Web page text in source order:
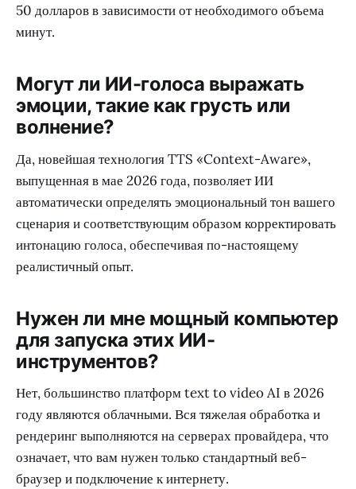
50 долларов в зависимости от необходимого объема
минут.
Могут ли ИИ-голоса выражать
эмоции, такие как грусть или
волнение?
Да, новейшая технология TTS «Context-Aware»,
выпущенная в мае 2026 года, позволяет ИИ
автоматически определять эмоциональный тон вашего
сценария и соответствующим образом корректировать
интонацию голоса, обеспечивая по-настоящему
реалистичный опыт.
Нужен ли мне мощный компьютер
для запуска этих ИИ-
инструментов?
Нет, большинство платформ text to video AI в 2026
году являются облачными. Вся тяжелая обработка и
рендеринг выполняются на серверах провайдера, что
означает, что вам нужен только стандартный веб-
браузер и подключение к интернету.